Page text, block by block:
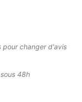
être
sur
pour changer d'avis
48h